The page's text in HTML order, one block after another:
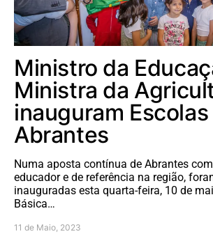
Ministro da
Ministra da
inauguram Escolas
Abrantes
Numa aposta contínua de Abrantes
educador e de referência na região,
inauguradas esta quarta-feira, 10 de
Básica…
11 de Maio, 2023